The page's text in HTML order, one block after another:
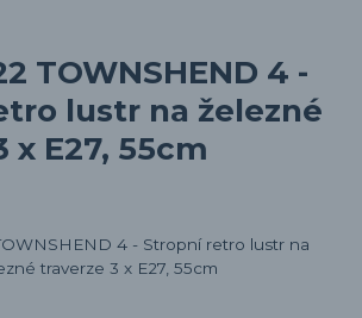
TOWNSHEND 4 -
lustr na železné
x E27, 55cm